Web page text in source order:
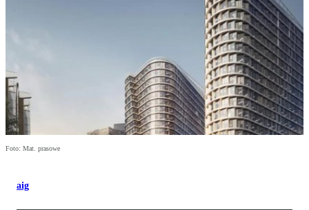
Foto: Mat. prasowe
aig